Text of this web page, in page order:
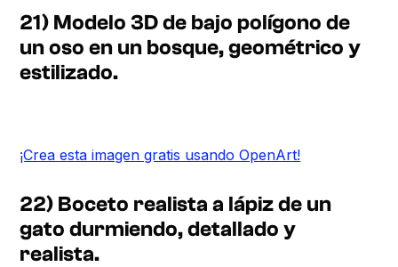
21) Modelo 3D de bajo polígono de
un oso en un bosque, geométrico y
estilizado.
¡Crea esta imagen gratis usando OpenArt!
22) Boceto realista a lápiz de un
gato durmiendo, detallado y
realista.